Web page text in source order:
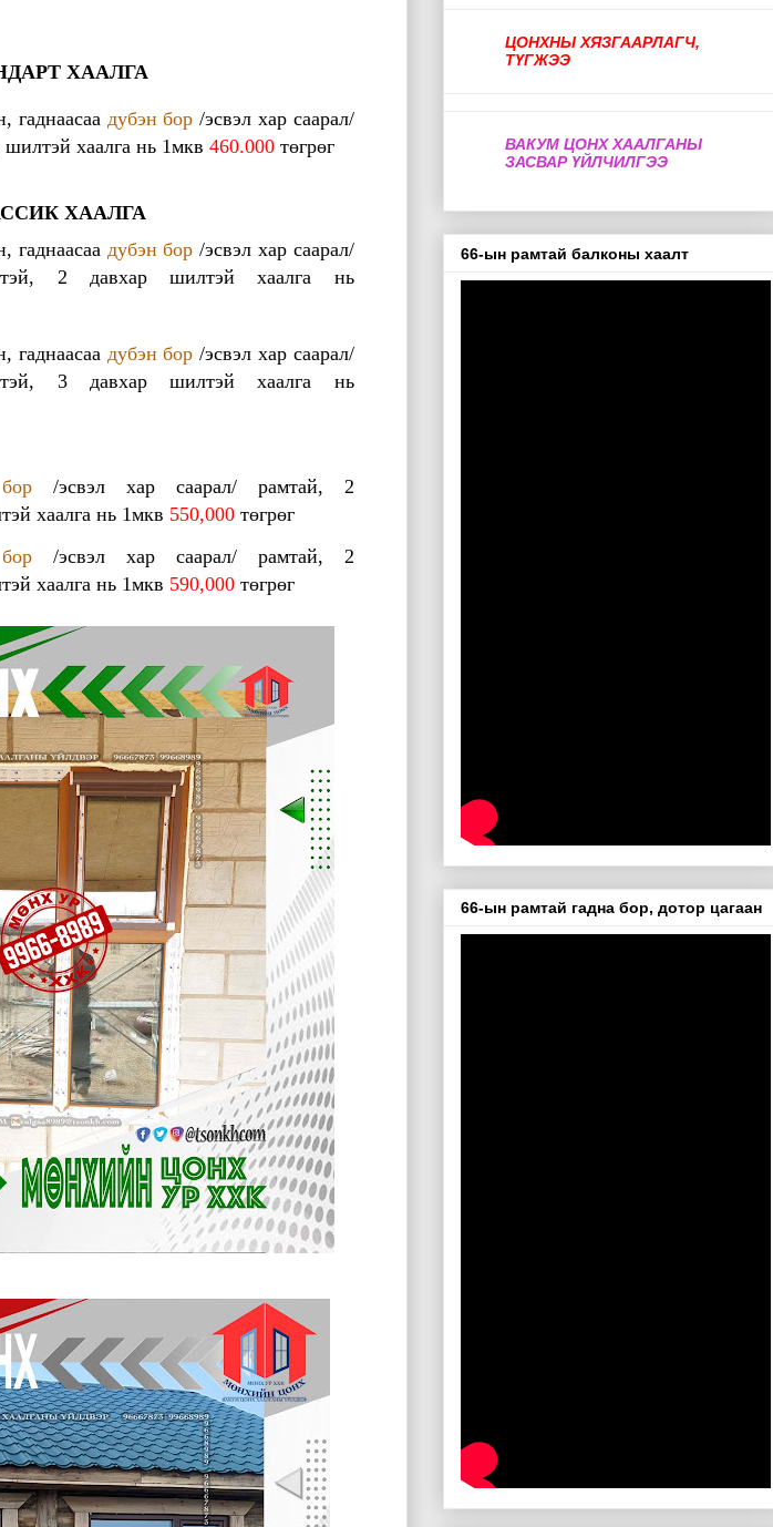
ХААЛГА
гаднаасаа дубэн бор /эсвэл хар саарал/
хаалга нь 1мкв 460.000 төгрөг
ХААЛГА
гаднаасаа дубэн бор /эсвэл хар саарал/
2 давхар шилтэй хаалга нь
гаднаасаа дубэн бор /эсвэл хар саарал/
3 давхар шилтэй хаалга нь
/эсвэл хар саарал/ рамтай, 2
хаалга нь 1мкв 550,000 төгрөг
/эсвэл хар саарал/ рамтай, 2
хаалга нь 1мкв 590,000 төгрөг
ЦОНХНЫ ХЯЗГААРЛАГЧ,
ТҮГЖЭЭ
ВАКУМ ЦОНХ ХААЛГАНЫ
ЗАСВАР ҮЙЛЧИЛГЭЭ
66-ын рамтай балконы хаалт
66-ын рамтай гадна бор, дотор цагаан